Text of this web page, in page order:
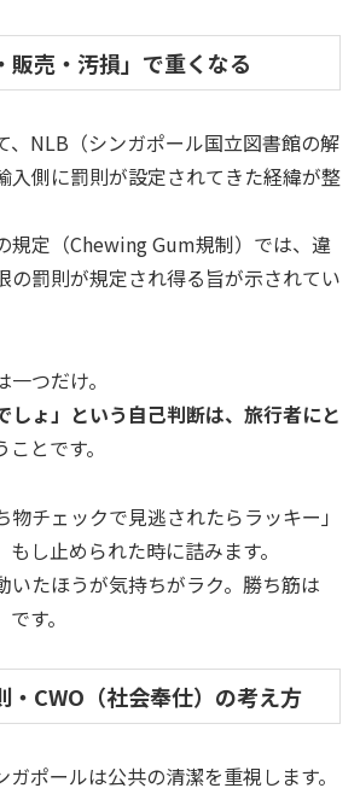
販売・汚損」で重くなる
、NLB（シンガポール国立図書館の解
入側に罰則が設定されてきた経緯が整
規定（Chewing Gum規制）では、違
の罰則が規定され得る旨が示されてい
つだけ。
しょ」という自己判断は、旅行者にと
ことです。
物チェックで見逃されたらラッキー」
し止められた時に詰みます。
いたほうが気持ちがラク。勝ち筋は
す。
・CWO（社会奉仕）の考え方
ポールは公共の清潔を重視します。